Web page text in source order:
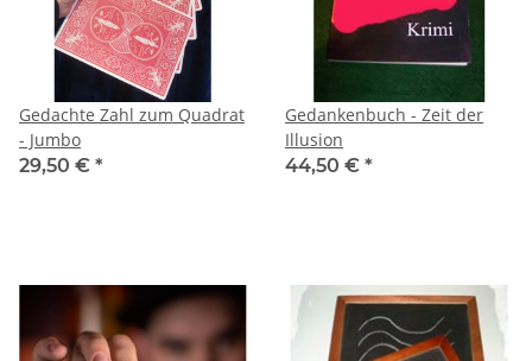
Gedachte Zahl zum Quadrat
- Jumbo
29,50 € *
Gedankenbuch - Zeit der
Illusion
44,50 € *